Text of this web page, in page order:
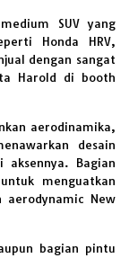
SUV yang
Honda HRV,
dengan sangat
Harold di booth
aerodinamika,
desain
Bagian
menguatkan
New
bagian pintu